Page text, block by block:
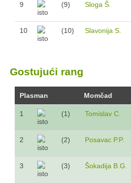
9 (9) Sloga Š.
10 (10) Slavonija S.
Gostujući rang
Plasman Momčad
1 (1) Tomislav C.
2 (2) Posavac P.P.
3 (3) Šokadija B.G.